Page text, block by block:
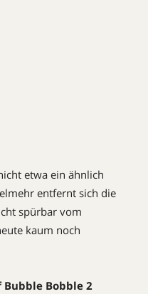
etwa ein ähnlich
entfernt sich die
spürbar vom
kaum noch
Bubble Bobble 2